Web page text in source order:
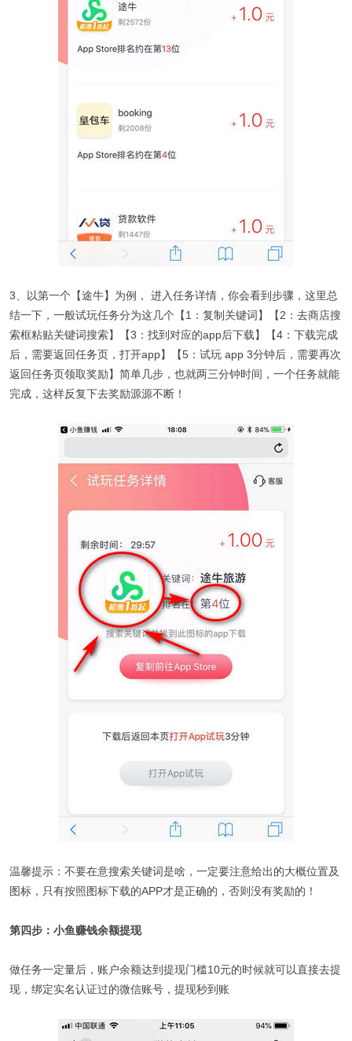
3、以第一个【途牛】为例， 进入任务详情，你会看到步骤，这里总
结一下，一般试玩任务分为这几个【1：复制关键词】【2：去商店搜
索框粘贴关键词搜索】【3：找到对应的app后下载】【4：下载完成
后，需要返回任务页，打开app】【5：试玩 app 3分钟后，需要再次
返回任务页领取奖励】简单几步，也就两三分钟时间，一个任务就能
完成，这样反复下去奖励源源不断！
温馨提示：不要在意搜索关键词是啥，一定要注意给出的大概位置及
图标，只有按照图标下载的APP才是正确的，否则没有奖励的！
第四步：小鱼赚钱余额提现
做任务一定量后，账户余额达到提现门槛10元的时候就可以直接去提
现，绑定实名认证过的微信账号，提现秒到账